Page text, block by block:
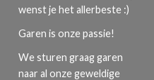
wenst je het allerbeste :)
Garen is onze passie!
We sturen graag garen
naar al onze geweldige